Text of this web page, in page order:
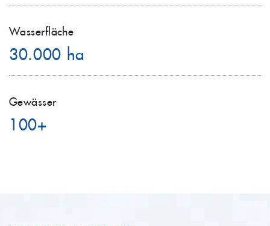
Wasserfläche
30.000 ha
Gewässer
100+